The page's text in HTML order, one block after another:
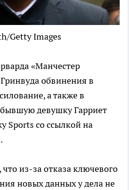
Getty Images
«Манчестер
обвинения в
а также в
девушку Гарриет
Sports со ссылкой на
из-за отказа ключевого
новых данных у дела не